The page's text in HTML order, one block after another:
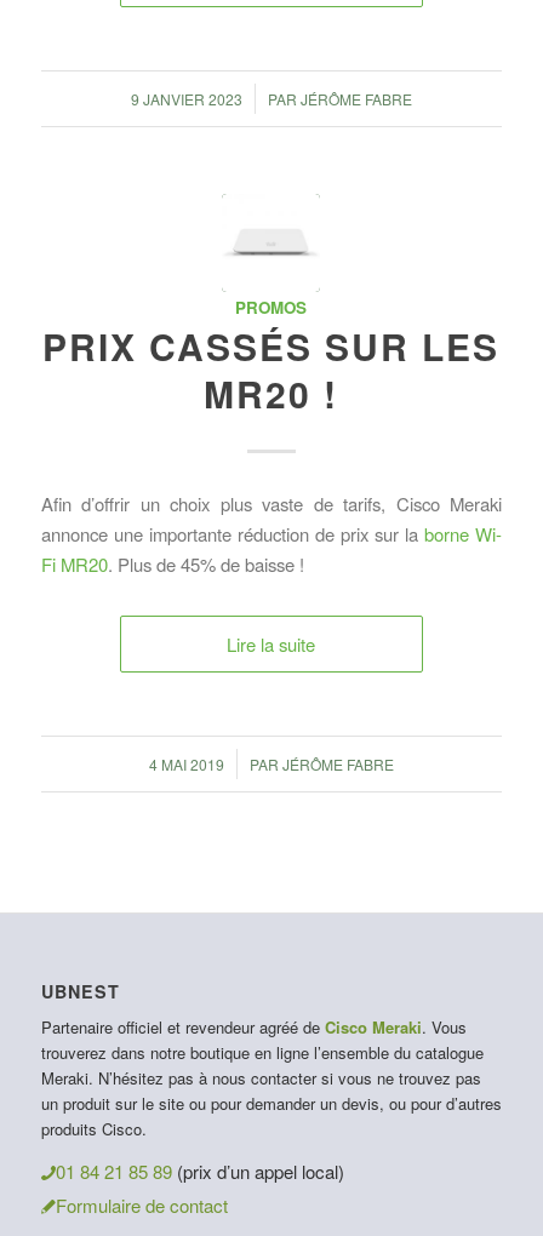
9 JANVIER 2023
/ PAR JÉRÔME FABRE
PROMOS
PRIX CASSÉS SUR LES
MR20 !
Afin d’offrir un choix plus vaste de tarifs, Cisco Meraki
annonce une importante réduction de prix sur laborne Wi-
Fi MR20. Plus de 45% de baisse !
Lire la suite
4 MAI 2019
/ PAR JÉRÔME FABRE
UBNEST
Partenaire officiel et revendeur agréé de Cisco Meraki. Vous
trouverez dans notre boutique en ligne l’ensemble du catalogue
Meraki. N’hésitez pas à nous contacter si vous ne trouvez pas
un produit sur le site ou pour demander un devis, ou pour d’autres
produits Cisco.
01 84 21 85 89 (prix d’un appel local)
Formulaire de contact